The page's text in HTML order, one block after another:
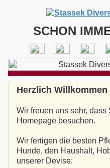
SCHON
Herzlich Willkommen
Wir freuen uns sehr, dass
Homepage besuchen.
Wir fertigen die besten
Hunde, den Haushalt,
unserer Devise: